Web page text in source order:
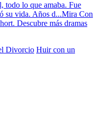
todo lo que amaba. Fue
su vida. Años d...Mira Con
Descubre más dramas
Divorcio Huir con un